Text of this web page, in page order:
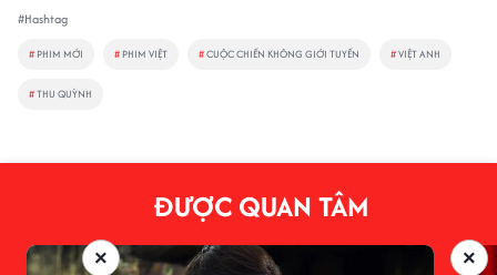
#Hashtag
# PHIM MỚI # PHIM VIỆT #CUỘC CHIẾN KHÔNG GIỚI TUYẾN #VIỆT ANH
#THU QUỲNH
ĐƯỢC QUAN TÂM
×
×